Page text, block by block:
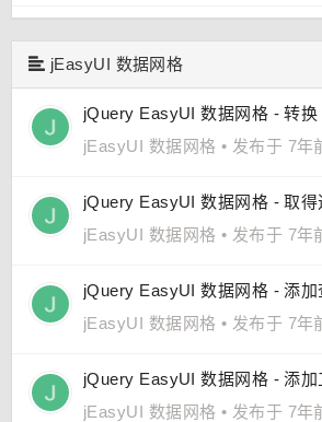
jEasyUI 数据网格
jQuery EasyUI 数据网格 - 转
jEasyUI 数据网格 • 发布于 7年
jQuery EasyUI 数据网格 - 取得
jEasyUI 数据网格 • 发布于 7年
jQuery EasyUI 数据网格 - 添加
jEasyUI 数据网格 • 发布于 7年
jQuery EasyUI 数据网格 - 添加
jEasyUI 数据网格 • 发布于 7年